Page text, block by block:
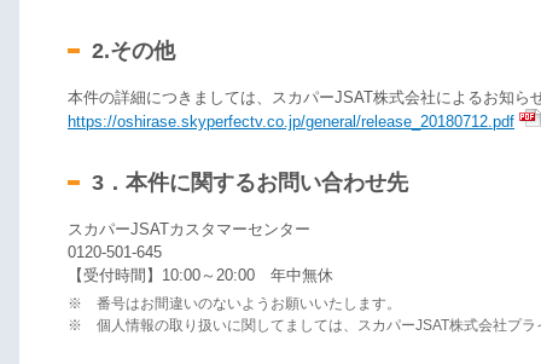
2.その他
本件の詳細につきましては、スカパーJSAT株式会社によるお知ら
https://oshirase.skyperfectv.co.jp/general/release_20180712.pdf
3．本件に関するお問い合わせ先
スカパーJSATカスタマーセンター
0120-501-645
【受付時間】10:00～20:00 年中無休
※ 番号はお間違いのないようお願いいたします。
※ 個人情報の取り扱いに関してましては、スカパーJSAT株式会社プ